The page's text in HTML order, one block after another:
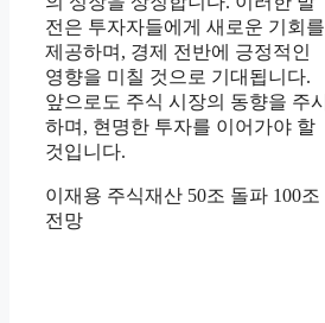
전은 투자자들에게 새로운 기회를
제공하며, 경제 전반에 긍정적인
영향을 미칠 것으로 기대됩니다.
앞으로도 주식 시장의 동향을 주시
하며, 현명한 투자를 이어가야 할
것입니다.
이재용 주식재산 50조 돌파 100조
전망